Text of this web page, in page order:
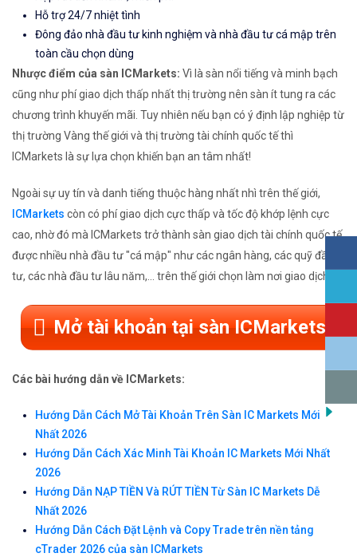
Hỗ trợ 24/7 nhiệt tình
Đông đảo nhà đầu tư kinh nghiệm và nhà đầu tư cá mập trên
toàn cầu chọn dùng
Nhược điểm của sàn ICMarkets: Vì là sàn nổi tiếng và minh bạch
cũng như phí giao dịch thấp nhất thị trường nên sàn ít tung ra các
chương trình khuyến mãi. Tuy nhiên nếu bạn có ý định lập nghiệp từ
thị trường Vàng thế giới và thị trường tài chính quốc tế thì
ICMarkets là sự lựa chọn khiến bạn an tâm nhất!
Ngoài sự uy tín và danh tiếng thuộc hàng nhất nhì trên thế giới,
ICMarkets còn có phí giao dịch cực thấp và tốc độ khớp lệnh cực
cao, nhờ đó mà ICMarkets trở thành sàn giao dịch tài chính quốc tế
được nhiều nhà đầu tư "cá mập" như các ngân hàng, các quỹ đầu
tư, các nhà đầu tư lâu năm,... trên thế giới chọn làm nơi giao dịch.
Mở tài khoản tại sàn ICMarkets
Các bài hướng dẫn về ICMarkets:
Hướng Dẫn Cách Mở Tài Khoản Trên Sàn IC Markets Mới
Nhất 2026
Hướng Dẫn Cách Xác Minh Tài Khoản IC Markets Mới Nhất
2026
Hướng Dẫn NẠP TIỀN Và RÚT TIỀN Từ Sàn IC Markets Dễ
Nhất 2026
Hướng Dẫn Cách Đặt Lệnh và Copy Trade trên nền tảng
cTrader 2026 của sàn ICMarkets